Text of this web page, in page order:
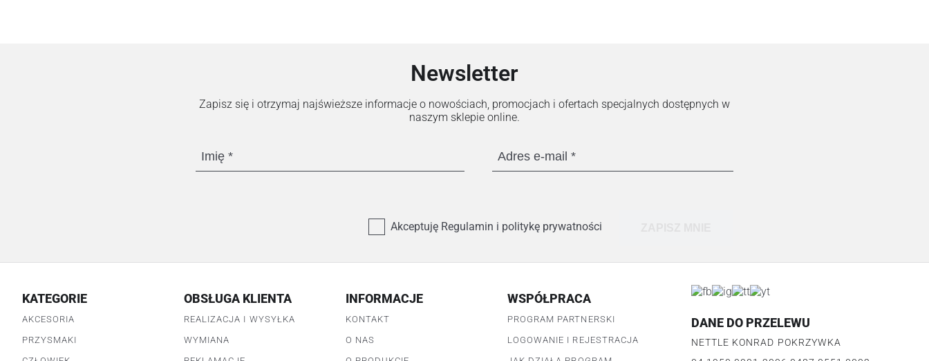
Newsletter
Zapisz się i otrzymaj najświeższe informacje o nowościach, promocjach i ofertach specjalnych dostępnych w
naszym sklepie online.
Imię Adres e-mail
Akceptuję Regulamin i politykę prywatności
KATEGORIE
AKCESORIA
PRZYSMAKI
OBSŁUGA KLIENTA
REALIZACJA I WYSYŁKA
WYMIANA
INFORMACJE
KONTAKT
O NAS
WSPÓŁPRACA
PROGRAM PARTNERSKI
LOGOWANIE I REJESTRACJA
DANE DO PRZELEWU
NETTLE KONRAD POKRZYWKA